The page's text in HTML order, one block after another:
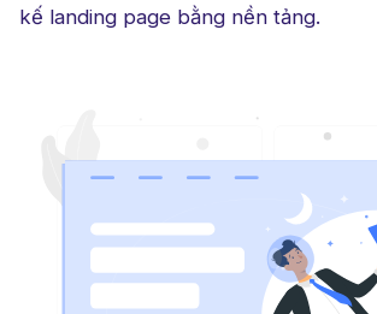
kế landing page bằng nền tảng.